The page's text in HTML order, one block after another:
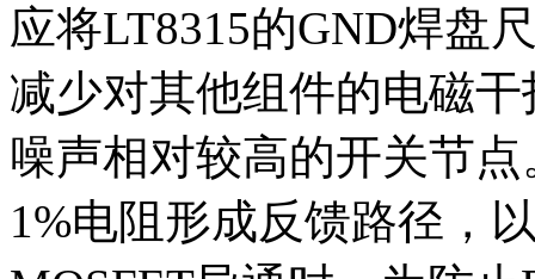
应将LT8315的GND焊盘
减少对其他组件的电磁
噪声相对较高的开关节
1%电阻形成反馈路径，